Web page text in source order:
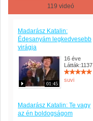
119 videó
Madarász Katalin:
Édesanyám legkedvesebb
virágja
01:45
16 éve
Látták:1137
suvi
Madarász Katalin: Te vagy
az én boldogságom